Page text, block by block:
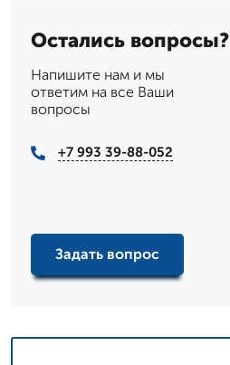
Остались вопросы?
Напишите нам и мы
ответим на все Ваши
вопросы
+7 993 39-88-052
Задать вопрос